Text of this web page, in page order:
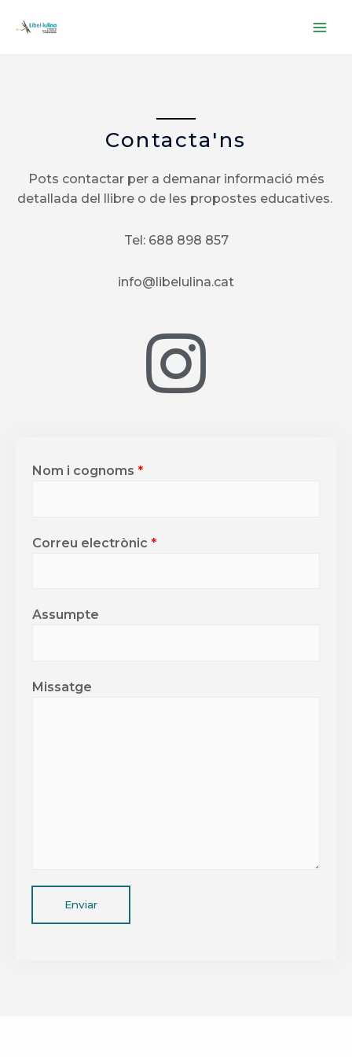
Contacta'ns
Pots contactar per a demanar informació més
detallada del llibre o de les propostes educatives.
Tel: 688 898 857
info@libelulina.cat
Nom i cognoms *
Correu electrònic *
Assumpte
Missatge
Enviar